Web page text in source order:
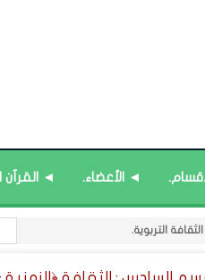
◄ الأعضاء. ◄ القرآن التربوية.
التربوية.